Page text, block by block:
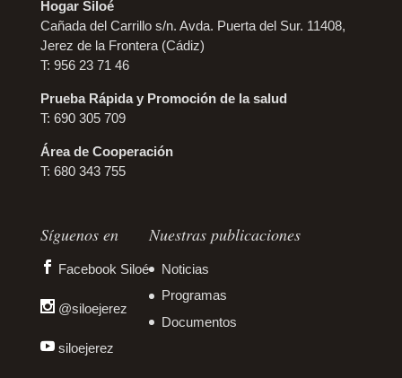
Hogar Siloé
Cañada del Carrillo s/n. Avda. Puerta del Sur. 11408,
Jerez de la Frontera (Cádiz)
T: 956 23 71 46
Prueba Rápida y Promoción de la salud
T: 690 305 709
Área de Cooperación
T: 680 343 755
Síguenos en
Facebook Siloé
@siloejerez
siloejerez
Nuestras publicaciones
Noticias
Programas
Documentos